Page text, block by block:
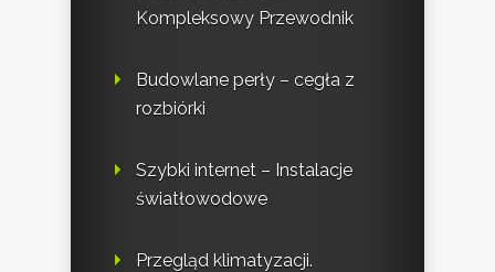
Kompleksowy Przewodnik
Budowlane perły – cegła z
rozbiórki
Szybki internet – Instalacje
światłowodowe
Przegląd klimatyzacji.